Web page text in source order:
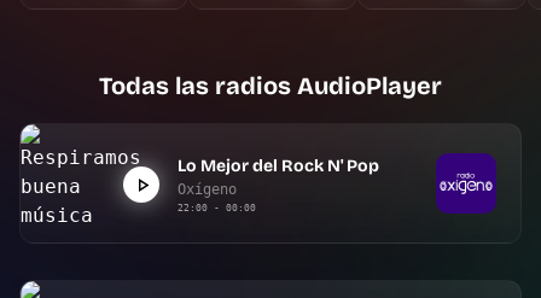
Todas las radios AudioPlayer
Lo Mejor del Rock N' Pop
Oxígeno
22:00 - 00:00